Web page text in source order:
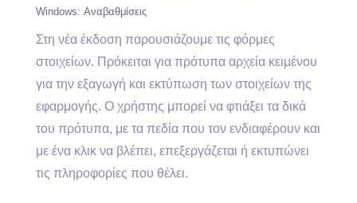
Windows: Αναβαθμίσεις
Στη νέα έκδοση παρουσιάζουμε τις φόρμες
στοιχείων. Πρόκειται για πρότυπα αρχεία κειμένου
για την εξαγωγή και εκτύπωση των στοιχείων της
εφαρμογής. Ο χρήστης μπορεί να φτιάξει τα δικά
του πρότυπα, με τα πεδία που τον ενδιαφέρουν και
με ένα κλικ να βλέπει, επεξεργάζεται ή εκτυπώνει
τις πληροφορίες που θέλει.